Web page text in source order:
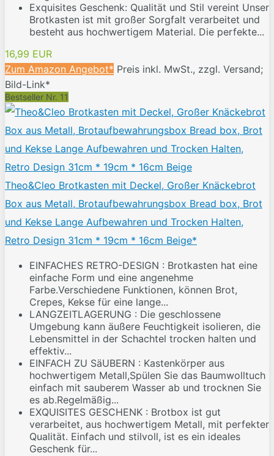
Exquisites Geschenk: Qualität und Stil vereint Unser
Brotkasten ist mit großer Sorgfalt verarbeitet und
besteht aus hochwertigem Material. Die perfekte...
16,99 EUR
Zum Amazon Angebot* Preis inkl. MwSt., zzgl. Versand;
Bild-Link*
Bestseller Nr. 11
Theo&Cleo Brotkasten mit Deckel, Großer Knäckebrot
Box aus Metall, Brotaufbewahrungsbox Bread box, Brot
und Kekse Lange Aufbewahren und Trocken Halten,
Retro Design 31cm * 19cm * 16cm Beige*
EINFACHES RETRO-DESIGN : Brotkasten hat eine
einfache Form und eine angenehme
Farbe.Verschiedene Funktionen, können Brot,
Crepes, Kekse für eine lange...
LANGZEITLAGERUNG : Die geschlossene
Umgebung kann äußere Feuchtigkeit isolieren, die
Lebensmittel in der Schachtel trocken halten und
effektiv...
EINFACH ZU SäUBERN : Kastenkörper aus
hochwertigem Metall,Spülen Sie das Baumwolltuch
einfach mit sauberem Wasser ab und trocknen Sie
es ab.Regelmäßig...
EXQUISITES GESCHENK : Brotbox ist gut
verarbeitet, aus hochwertigem Metall, mit perfekter
Qualität. Einfach und stilvoll, ist es ein ideales
Geschenk für...